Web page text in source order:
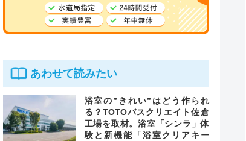
あわせて読みたい
浴室の”きれい”はどう作られ
る？TOTOバスクリエイト佐倉
工場を取材。浴室「シンラ」体
験と新機能「浴室クリアキー